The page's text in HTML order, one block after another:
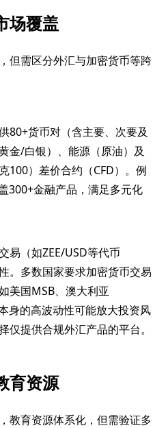
场覆盖
但需区分外汇与加密货币等跨
80+货币对（含主要、次要及
金/白银）、能源（原油）及
100）差价合约（CFD）。例
300+金融产品，满足多元化
易（如ZEE/USD等代币
。多数国家要求加密货币交易
美国MSB、澳大利亚
身的高波动性可能放大投资风
仅提供合规外汇产品的平台。
育资源
教育资源体系化，但需验证多